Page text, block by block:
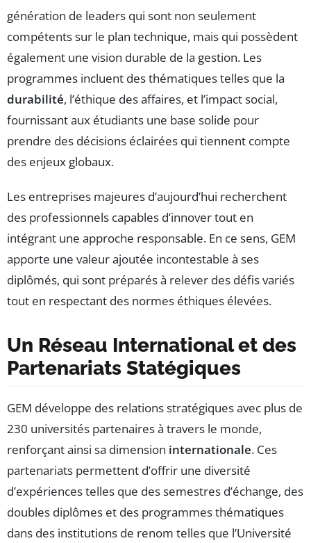
génération de leaders qui sont non seulement
compétents sur le plan technique, mais qui possèdent
également une vision durable de la gestion. Les
programmes incluent des thématiques telles que la
durabilité, l’éthique des affaires, et l’impact social,
fournissant aux étudiants une base solide pour
prendre des décisions éclairées qui tiennent compte
des enjeux globaux.
Les entreprises majeures d’aujourd’hui recherchent
des professionnels capables d’innover tout en
intégrant une approche responsable. En ce sens, GEM
apporte une valeur ajoutée incontestable à ses
diplômés, qui sont préparés à relever des défis variés
tout en respectant des normes éthiques élevées.
Un Réseau International et des
Partenariats Statégiques
GEM développe des relations stratégiques avec plus de
230 universités partenaires à travers le monde,
renforçant ainsi sa dimension internationale. Ces
partenariats permettent d’offrir une diversité
d’expériences telles que des semestres d’échange, des
doubles diplômes et des programmes thématiques
dans des institutions de renom telles que l’Université